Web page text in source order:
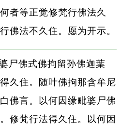
者等正觉修梵行佛法久
佛法不久住。愿为开示。
尸佛式佛拘留孙佛迦葉
久住。随叶佛拘那含牟尼
佛言。以何因缘毗婆尸佛
修梵行法得久住。以何因